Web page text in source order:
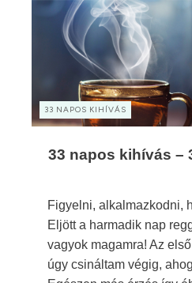
33 NAPOS KIHÍVÁS
33 napos kihívás –
Figyelni, alkalmazkodni,
Eljött a harmadik nap
vagyok magamra! Az
úgy csináltam végig,